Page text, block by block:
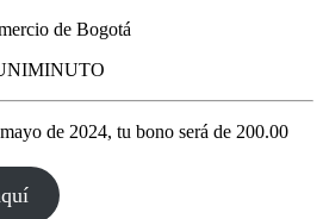
de Bogotá
de 2024, tu bono será de 200.00